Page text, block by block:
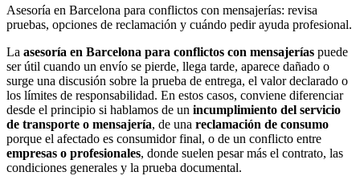
Asesoría en Barcelona para conflictos con mensajerías: revisa
pruebas, opciones de reclamación y cuándo pedir ayuda profesional.
La asesoría en Barcelona para conflictos con mensajerías puede
ser útil cuando un envío se pierde, llega tarde, aparece dañado o
surge una discusión sobre la prueba de entrega, el valor declarado o
los límites de responsabilidad. En estos casos, conviene diferenciar
desde el principio si hablamos de un incumplimiento del servicio
de transporte o mensajería, de una reclamación de consumo
porque el afectado es consumidor final, o de un conflicto entre
empresas o profesionales, donde suelen pesar más el contrato, las
condiciones generales y la prueba documental.